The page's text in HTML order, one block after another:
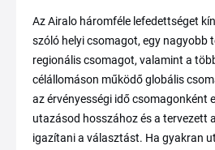
Az Airalo háromféle lefedettséget
szóló helyi csomagot, egy nagyobb
regionális csomagot, valamint a
célállomáson működő globális
az érvényességi idő csomagonként
utazásod hosszához és a tervezett
igazítani a választást. Ha gyakran